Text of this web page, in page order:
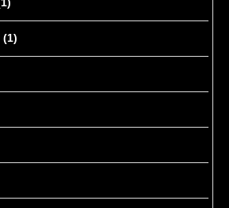
(1)